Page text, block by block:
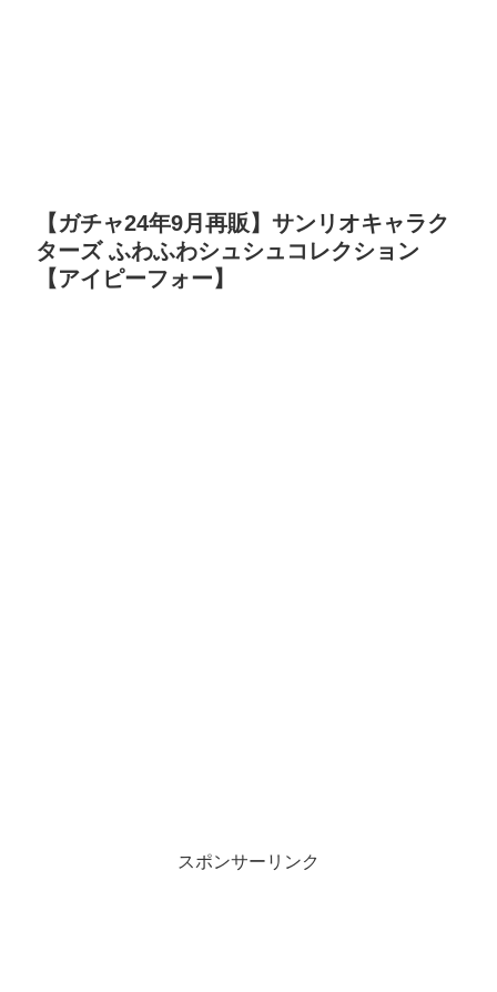
【ガチャ24年9月再販】サンリオキャラク
ターズ ふわふわシュシュコレクション
【アイピーフォー】
スポンサーリンク